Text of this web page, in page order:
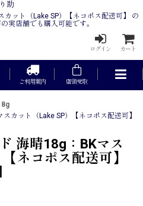
助
ット（Lake SP）【ネコポス配送可】 の
実店舗でも購入可能です。
ログイン カート
ご利用案内 店頭受取
カット（Lake SP）【ネコポス配送可】
海晴18g：BKマス
ネコポス配送可】